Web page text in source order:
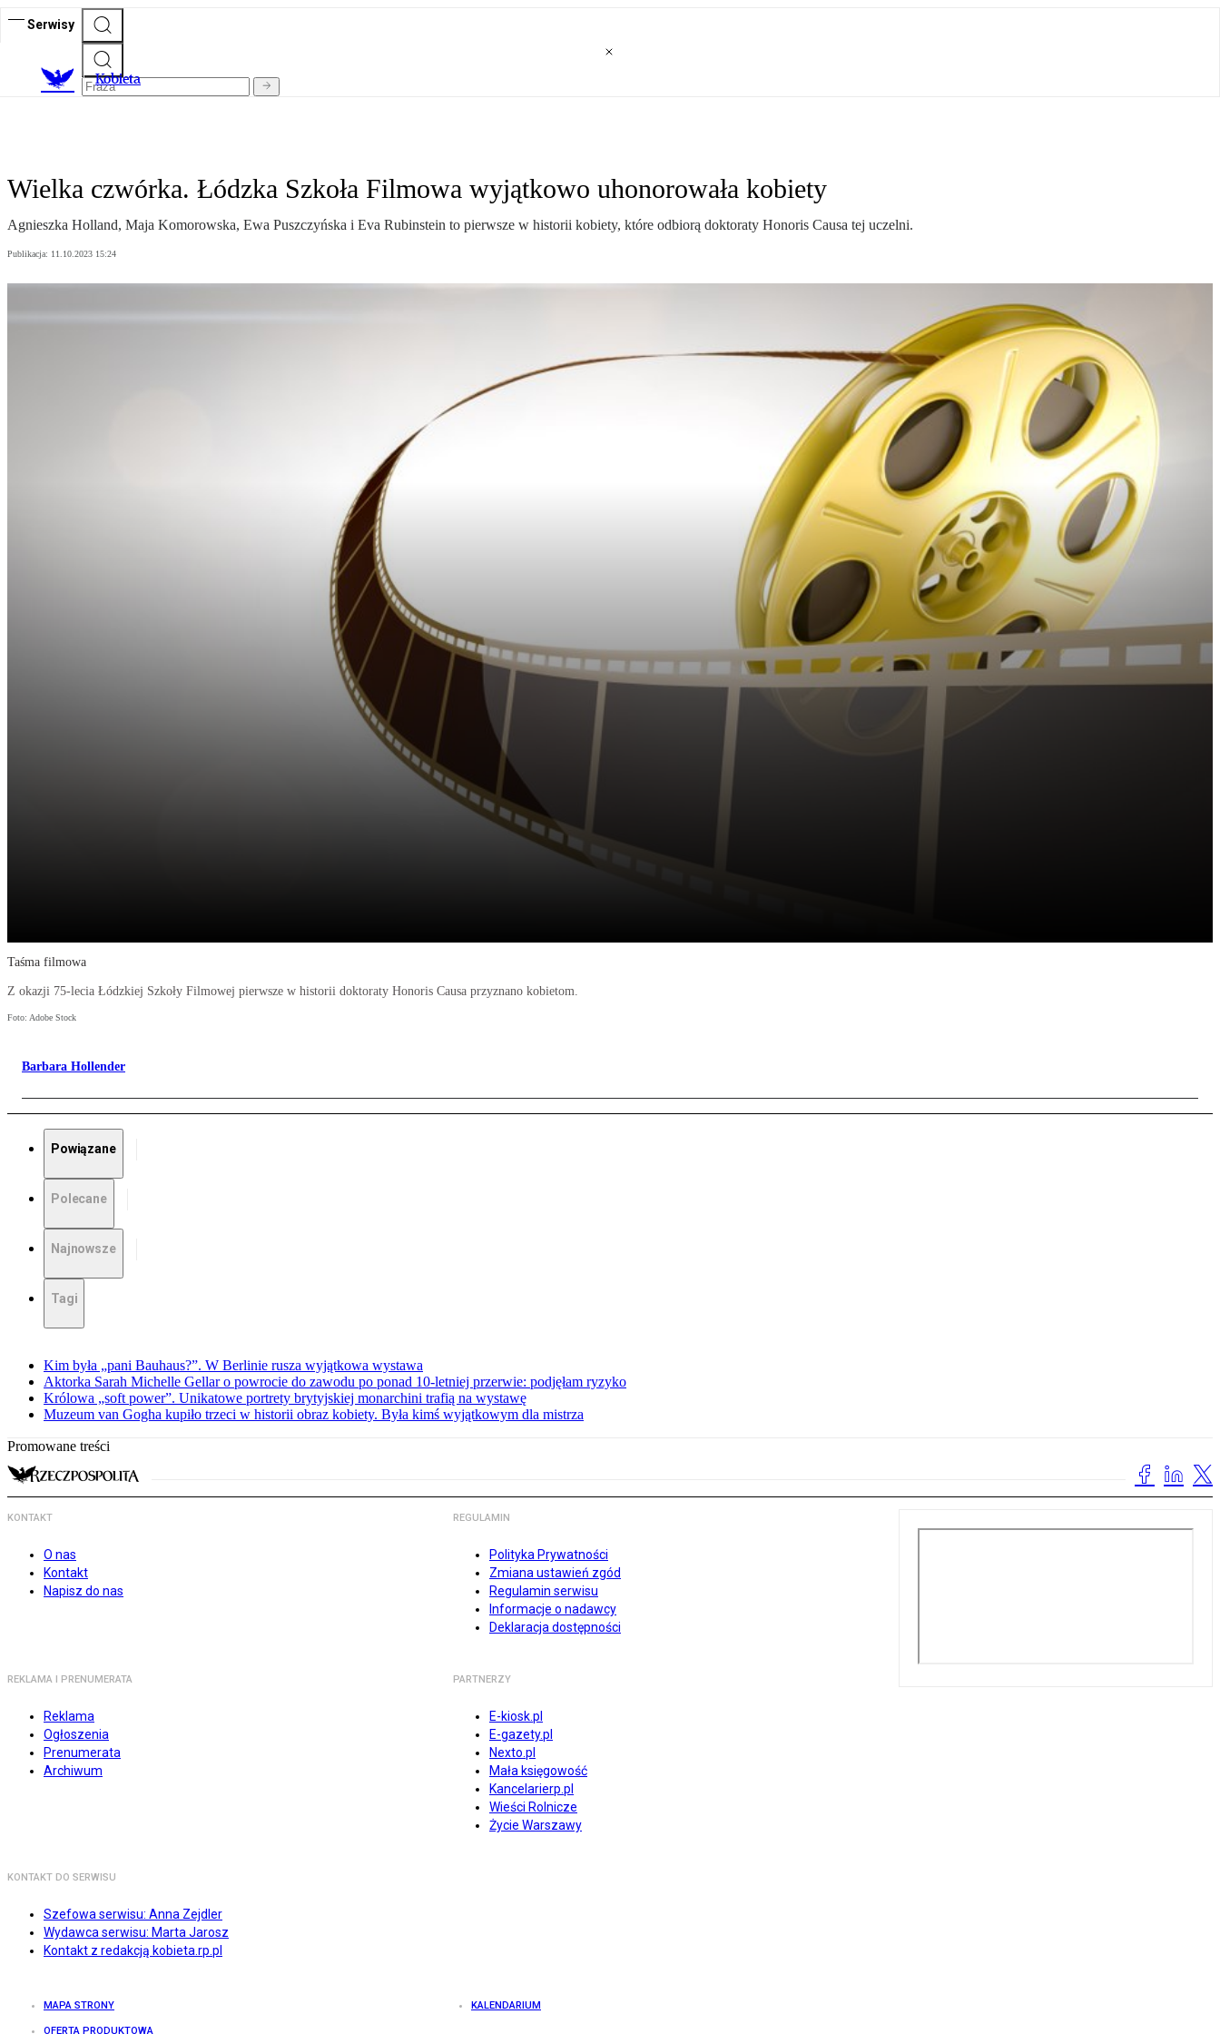
Serwisy
Kobieta
Wielka czwórka. Łódzka Szkoła Filmowa wyjątkowo uhonorowała kobiety
Agnieszka Holland, Maja Komorowska, Ewa Puszczyńska i Eva Rubinstein to pierwsze w historii kobiety, które odbiorą doktoraty Honoris Causa tej uczelni.
Publikacja: 11.10.2023 15:24
Taśma filmowa
Z okazji 75-lecia Łódzkiej Szkoły Filmowej pierwsze w historii doktoraty Honoris Causa przyznano kobietom.
Foto: Adobe Stock
Barbara Hollender
Powiązane
Polecane
Najnowsze
Tagi
Kim była „pani Bauhaus?”. W Berlinie rusza wyjątkowa wystawa
Aktorka Sarah Michelle Gellar o powrocie do zawodu po ponad 10-letniej przerwie: podjęłam ryzyko
Królowa „soft power”. Unikatowe portrety brytyjskiej monarchini trafią na wystawę
Muzeum van Gogha kupiło trzeci w historii obraz kobiety. Była kimś wyjątkowym dla mistrza
Promowane treści
KONTAKT
O nas
Kontakt
Napisz do nas
REGULAMIN
Polityka Prywatności
Zmiana ustawień zgód
Regulamin serwisu
Informacje o nadawcy
Deklaracja dostępności
REKLAMA I PRENUMERATA
Reklama
Ogłoszenia
Prenumerata
Archiwum
PARTNERZY
E-kiosk.pl
E-gazety.pl
Nexto.pl
Mała księgowość
Kancelarierp.pl
Wieści Rolnicze
Życie Warszawy
KONTAKT DO SERWISU
Szefowa serwisu: Anna Zejdler
Wydawca serwisu: Marta Jarosz
Kontakt z redakcją kobieta.rp.pl
MAPA STRONY KALENDARIUM
OFERTA PRODUKTOWA